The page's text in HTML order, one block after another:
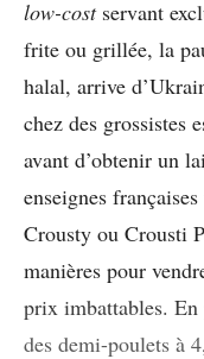
low-costservant
frite ou grillée, la
halal, arrive
chez des grossistes
avant d’obtenir un
enseignes
Crousty ou Crousti
manières pour
prix imbattables. En
des demi-poulets à